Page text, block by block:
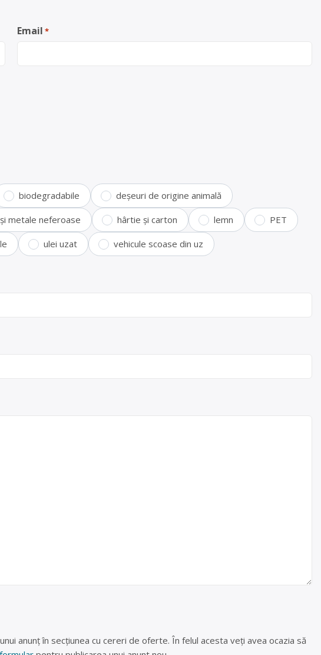
Email *
biodegradabile deșeuri de origine animală
și metale neferoase hârtie și carton lemn PET
ulei uzat vehicule scoase din uz
anunț în secțiunea cu cereri de oferte. În felul acesta veți avea ocazia să